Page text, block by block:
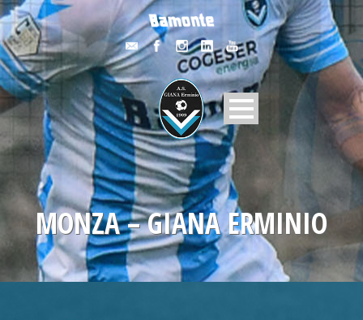
MONZA – GIANA ERMINIO